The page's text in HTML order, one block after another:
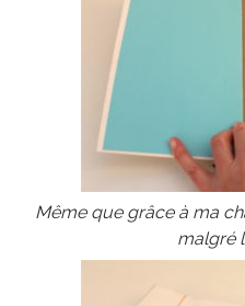
Même que grâce à ma
malgré